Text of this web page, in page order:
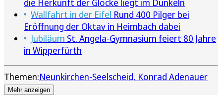
Wallfahrt in der Eifel Rund 400 Pilger bei
Eröffnung der Oktav in Heimbach dabei
Jubiläum St. Angela-Gymnasium feiert 80 Jahre
in Wipperfürth
Themen:Neunkirchen-Seelscheid Konrad Adenauer
Mehr anzeigen